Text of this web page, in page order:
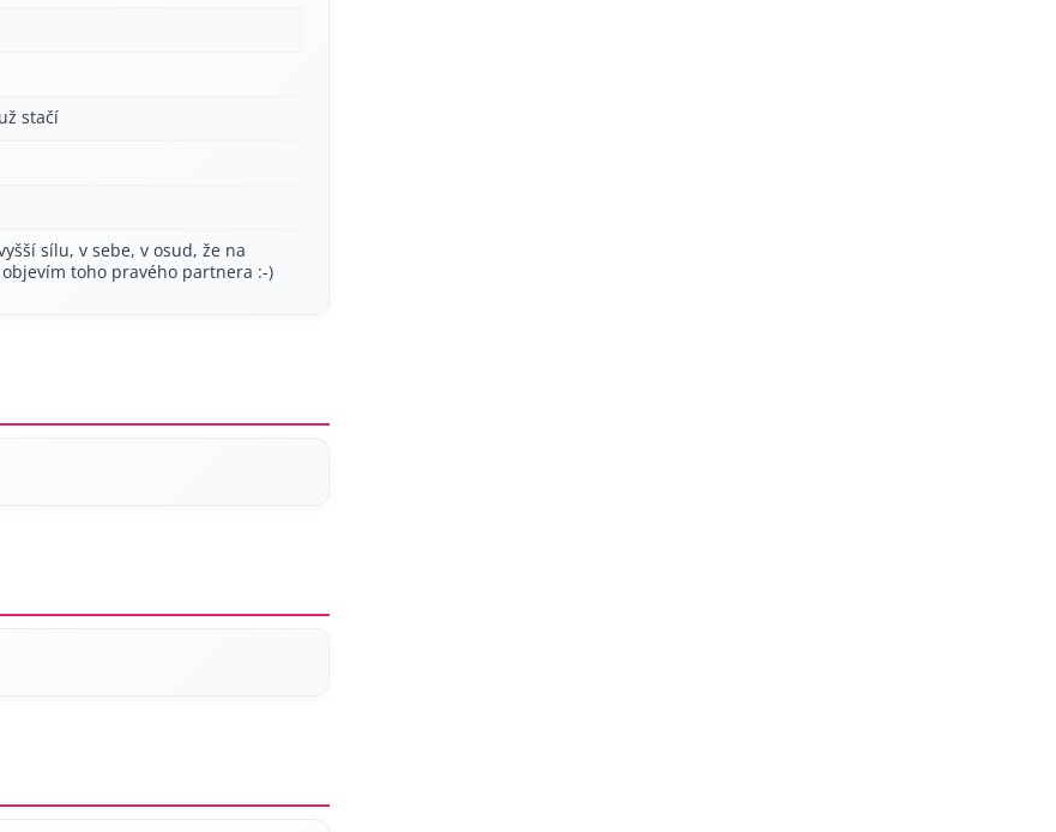
stačí
sílu, v sebe, v osud, že na
toho pravého partnera :-)